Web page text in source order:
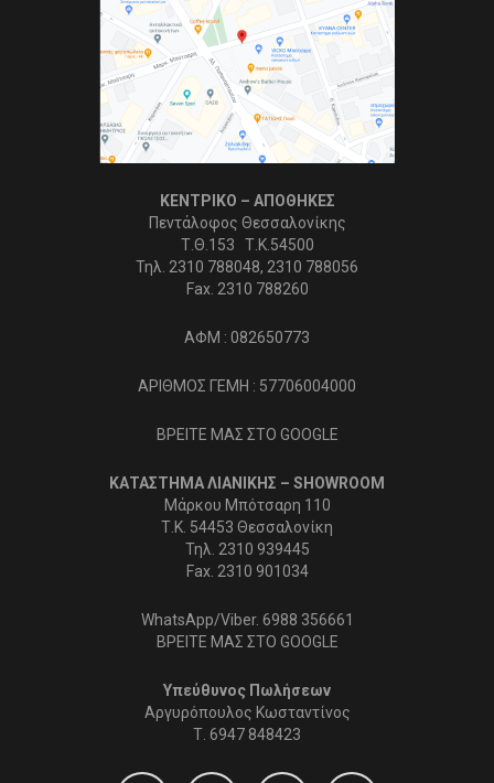
ΚΕΝΤΡΙΚΟ – ΑΠΟΘΗΚΕΣ
Πεντάλοφος Θεσσαλονίκης
Τ.Θ.153 Τ.Κ.54500
Τηλ. 2310 788048, 2310 788056
Fax. 2310 788260
ΑΦΜ : 082650773
ΑΡΙΘΜΟΣ ΓΕΜΗ : 57706004000
ΒΡΕΙΤΕ ΜΑΣ ΣΤΟ GOOGLE
ΚΑΤΑΣΤΗΜΑ ΛΙΑΝΙΚΗΣ – SHOWROOM
Μάρκου Μπότσαρη 110
Τ.Κ. 54453 Θεσσαλονίκη
Τηλ. 2310 939445
Fax. 2310 901034
WhatsApp/Viber. 6988 356661
ΒΡΕΙΤΕ ΜΑΣ ΣΤΟ GOOGLE
Υπεύθυνος Πωλήσεων
Αργυρόπουλος Κωσταντίνος
Τ. 6947 848423